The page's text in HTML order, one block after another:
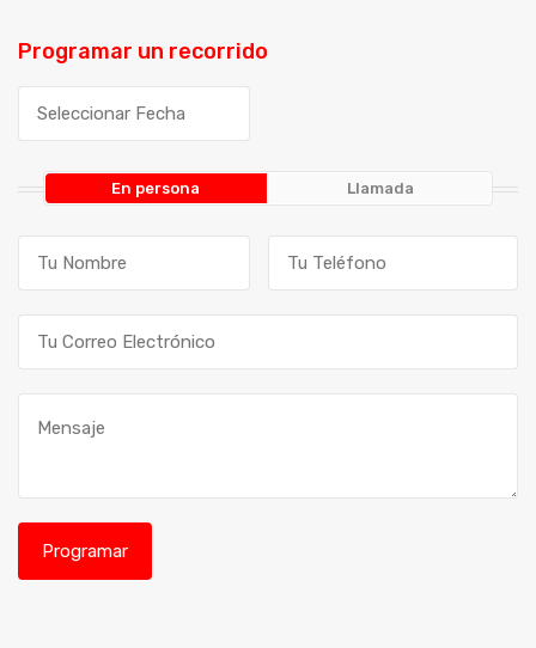
Programar un recorrido
En persona Llamada